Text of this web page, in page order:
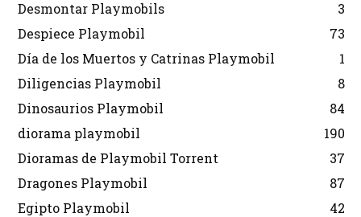
Desmontar Playmobils
3
Despiece Playmobil
73
Día de los Muertos y Catrinas Playmobil
1
Diligencias Playmobil
8
Dinosaurios Playmobil
84
diorama playmobil
190
Dioramas de Playmobil Torrent
37
Dragones Playmobil
87
Egipto Playmobil
42